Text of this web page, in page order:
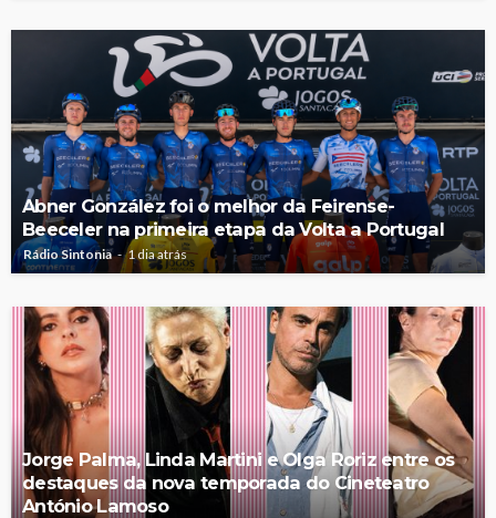
Abner González foi o melhor da Feirense-
Beeceler na primeira etapa da Volta a Portugal
Rádio Sintonia 1 dia atrás
Jorge Palma, Linda Martini e Olga Roriz entre os
destaques da nova temporada do Cineteatro
António Lamoso